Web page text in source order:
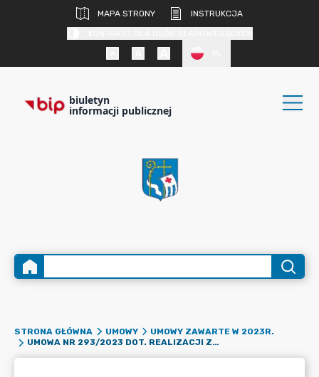
MAPA STRONY
INSTRUKCJA
biuletyn
informacji publicznej
STRONA GŁÓWNA UMOWY
UMOWY ZAWARTE W 2023R.
UMOWA NR 293/2023 DOT. REALIZACJI ZADANIA Z ZAKRESU ZDROWIA PUBLICZNEGO W 2023R. PN. „ORGANIZACJA WYPOCZYNKU LETNIEGO DLA DZIECI I MŁODZIEŻY, W SZCZEGÓLNOŚCI ZE ŚRODOWISK ZAGROŻONYCH UZALEŻNIENIEM W FORMIE KOLONII LUB OBOZU, Z UWZGLĘDNIENIEM PROWADZENIA DZIAŁAŃ W OBSZARZE AKTYWNOŚCI FIZYCZNEJ LUB INFORMACYJNO-EDUKACYJNYCH DOT. RYZYKA SZKÓD WYNIKAJĄCYCH ZE SPOŻYWANIA ALKOHOLU I INNYCH ŚRODKÓW PSYCHOAKTYWNYCH